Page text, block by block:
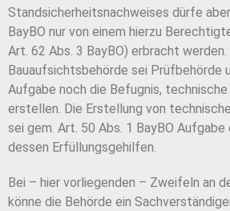
Standsicherheitsnachweises dürfe
BayBO nur von einem hierzu
Art. 62 Abs. 3 BayBO) erbracht werden.
Bauaufsichtsbehörde sei Prüfbehörde
Aufgabe noch die Befugnis, technische
erstellen. Die Erstellung von
sei gem. Art. 50 Abs. 1 BayBO Aufgabe
dessen Erfüllungsgehilfen.
Bei – hier vorliegenden – Zweifeln an
könne die Behörde ein